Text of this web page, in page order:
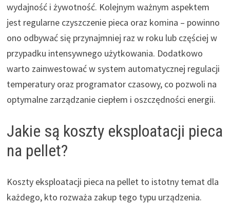
wydajność i żywotność. Kolejnym ważnym aspektem
jest regularne czyszczenie pieca oraz komina – powinno
ono odbywać się przynajmniej raz w roku lub częściej w
przypadku intensywnego użytkowania. Dodatkowo
warto zainwestować w system automatycznej regulacji
temperatury oraz programator czasowy, co pozwoli na
optymalne zarządzanie ciepłem i oszczędności energii.
Jakie są koszty eksploatacji pieca
na pellet?
Koszty eksploatacji pieca na pellet to istotny temat dla
każdego, kto rozważa zakup tego typu urządzenia.